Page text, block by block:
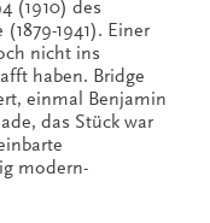
(1910) des
1941). Einer
nicht ins
haben. Bridge
einmal Benjamin
das Stück war
modern-